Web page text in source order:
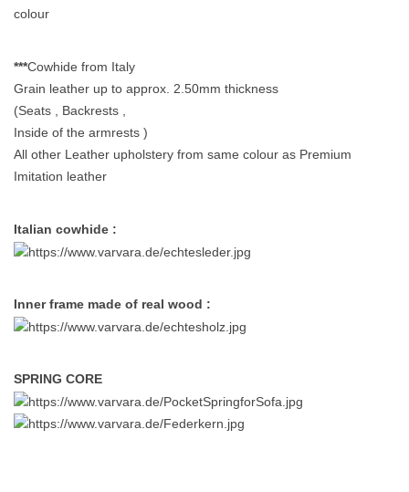
colour
***Cowhide from Italy
Grain leather up to approx. 2.50mm thickness
(Seats , Backrests ,
Inside of the armrests )
All other Leather upholstery from same colour as Premium
Imitation leather
Italian cowhide :
Inner frame made of real wood :
SPRING CORE